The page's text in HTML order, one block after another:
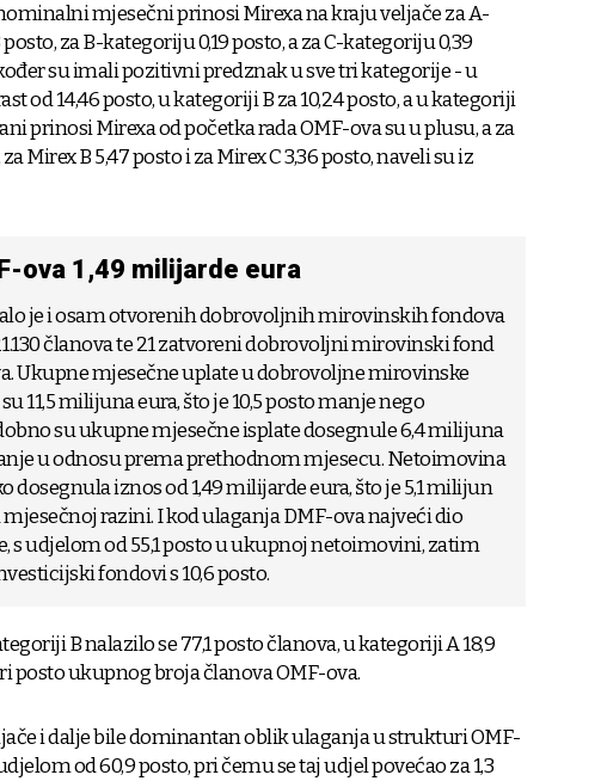
mjesečni prinosi Mirexa na kraju veljače za A-
za B-kategoriju 0,19 posto, a za C-kategoriju 0,39
su imali pozitivni predznak u sve tri kategorije - u
od 14,46 posto, u kategoriji B za 10,24 posto, a u kategoriji
prinosi Mirexa od početka rada OMF-ova su u plusu, a za
Mirex B 5,47 posto i za Mirex C 3,36 posto, naveli su iz
ova 1,49 milijarde eura
je i osam otvorenih dobrovoljnih mirovinskih fondova
članova te 21 zatvoreni dobrovoljni mirovinski fond
Ukupne mjesečne uplate u dobrovoljne mirovinske
11,5 milijuna eura, što je 10,5 posto manje nego
su ukupne mjesečne isplate dosegnule 6,4 milijuna
u odnosu prema prethodnom mjesecu. Netoimovina
dosegnula iznos od 1,49 milijarde eura, što je 5,1 milijun
mjesečnoj razini. I kod ulaganja DMF-ova najveći dio
s udjelom od 55,1 posto u ukupnoj netoimovini, zatim
fondovi s 10,6 posto.
B nalazilo se 77,1 posto članova, u kategoriji A 18,9
posto ukupnog broja članova OMF-ova.
i dalje bile dominantan oblik ulaganja u strukturi OMF-
od 60,9 posto, pri čemu se taj udjel povećao za 1,3